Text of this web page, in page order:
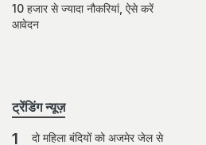
10 हजार से ज्यादा नौकरियां, ऐसे करें
आवेदन
ट्रेंडिंग न्यूज़
दो मह‍िला बंद‍ियों को अजमेर जेल से